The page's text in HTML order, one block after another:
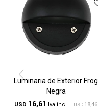
Luminaria de Exterior Frog
Negra
USD 16,61 USD 18,46